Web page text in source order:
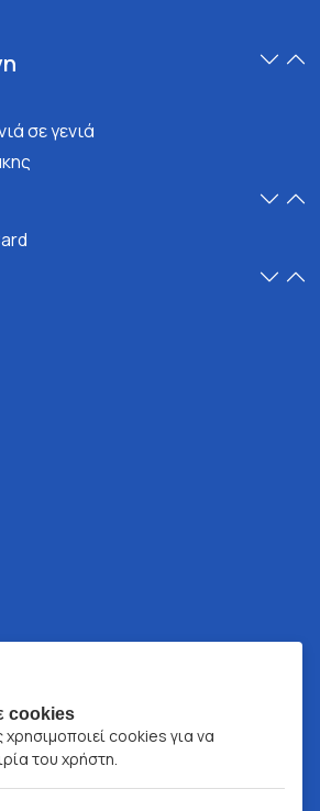
σε γενιά
cookies
cookies για να
του χρήστη.